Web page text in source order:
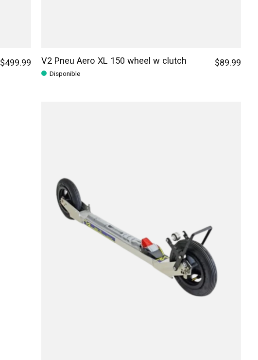
$499.99 V2 Pneu Aero XL 150 wheel w clutch
Disponible
$89.99